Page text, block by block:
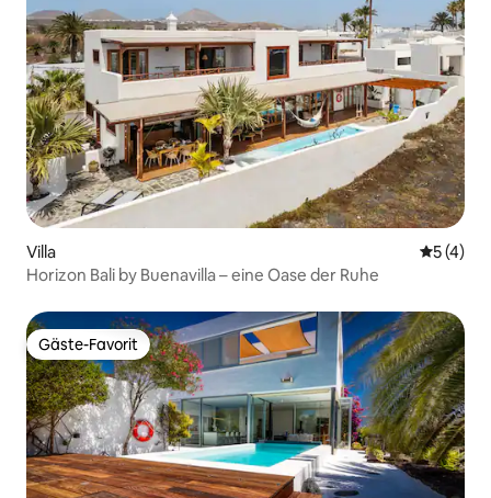
Villa
5 (4)
Horizon Bali by Buenavilla – eine Oase der Ruhe
Gäste-Favorit
Gäste-Favorit